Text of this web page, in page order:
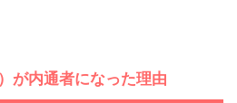
が内通者になった理由